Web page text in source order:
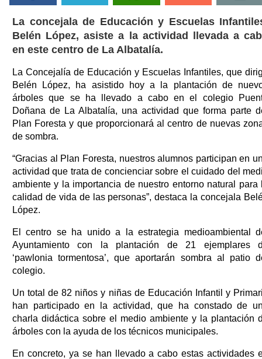
La concejala de Educación y Escuelas
Belén López, asiste a la actividad llevada a
en este centro de La Albatalía.
La Concejalía de Educación y Escuelas Infantiles, que
Belén López, ha asistido hoy a la plantación de
árboles que se ha llevado a cabo en el colegio
Doñana de La Albatalía, una actividad que forma parte
Plan Foresta y que proporcionará al centro de nuevas
de sombra.
“Gracias al Plan Foresta, nuestros alumnos participan en
actividad que trata de concienciar sobre el cuidado del
ambiente y la importancia de nuestro entorno natural para
calidad de vida de las personas”, destaca la concejala
López.
El centro se ha unido a la estrategia medioambiental
Ayuntamiento con la plantación de 21 ejemplares
‘pawlonia tormentosa’, que aportarán sombra al patio
colegio.
Un total de 82 niños y niñas de Educación Infantil y
han participado en la actividad, que ha constado de
charla didáctica sobre el medio ambiente y la plantación
árboles con la ayuda de los técnicos municipales.
En concreto, ya se han llevado a cabo estas actividades